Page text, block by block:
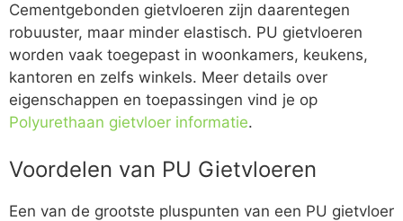
Cementgebonden gietvloeren zijn daarentegen
robuuster, maar minder elastisch. PU gietvloeren
worden vaak toegepast in woonkamers, keukens,
kantoren en zelfs winkels. Meer details over
eigenschappen en toepassingen vind je op
Polyurethaan gietvloer informatie.
Voordelen van PU Gietvloeren
Een van de grootste pluspunten van een PU gietvloer